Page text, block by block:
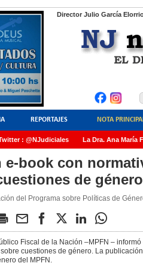
Director Julio García
REPORTAJES NOTA
: @NJudiciales La Dra. Ana María
e-book con
de género
del Programa sobre Políticas de
Fiscal de la Nación –MPFN –
cuestiones de género. La
del MPFN.